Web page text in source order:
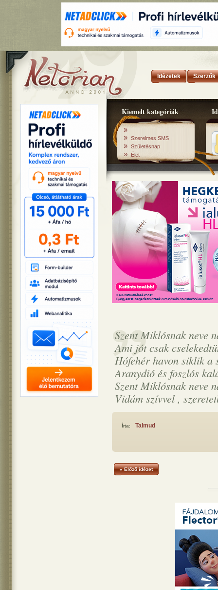
Idézetek Szerzők
Kiemelt kategóriák
»
» Szerelmes SMS
» Születésnap
» Élet
Szent Miklósnak neve
Ami jót csak
Hófehér havon siklik a
Aranydió és foszlós
Szent Miklósnak neve
Vidám szívvel ,
Írta: Talmud
« Előző idézet